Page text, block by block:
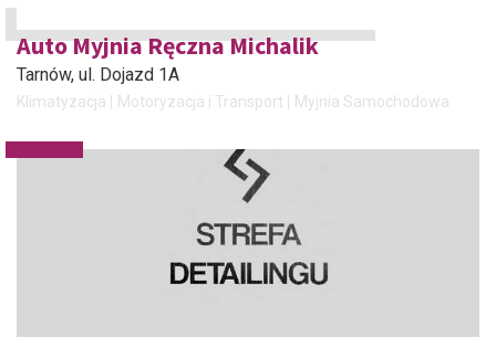
Auto Myjnia Ręczna Michalik
Tarnów, ul. Dojazd 1A
Klimatyzacja Motoryzacja i Transport Myjnia Samochodowa